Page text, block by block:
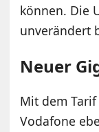
können. Die
unverändert
Neuer
Mit dem
Vodafone